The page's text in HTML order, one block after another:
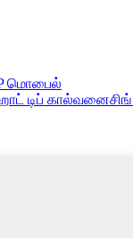
மொபைல்
டிப்